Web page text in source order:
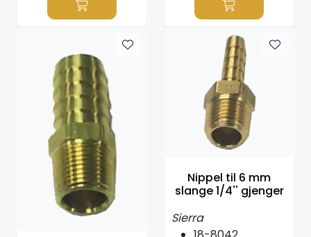
Nippel til 6 mm
slange 1/4'' gjenger
Sierra